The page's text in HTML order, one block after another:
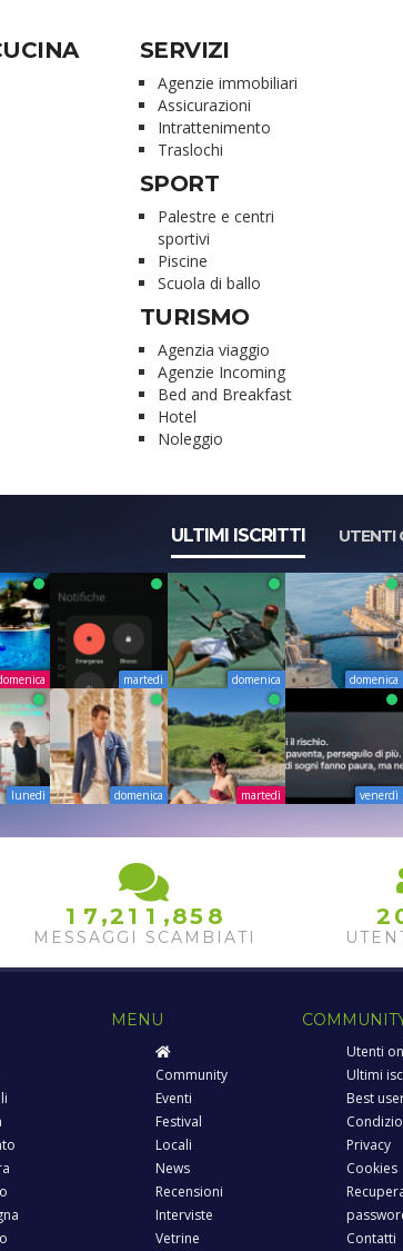
SERVIZI
Agenzie immobiliari
Assicurazioni
Intrattenimento
Traslochi
SPORT
Palestre e centri
sportivi
Piscine
Scuola di ballo
TURISMO
Agenzia viaggio
Agenzie Incoming
Bed and Breakfast
Hotel
Noleggio
ULTIMI ISCRITTI UTENTI
martedì domenica domenica
lunedì domenica martedì venerdì
1 7 ,2 1 1 ,85 8
MESSAGGI SCAMBIATI
2
MENU
Community
Eventi
Festival
Locali
News
Recensioni
Interviste
Vetrine
Utenti
Ultimi
Best
Privacy
Cookies
Contatti